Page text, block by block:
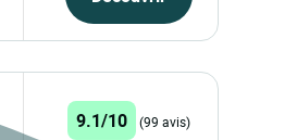
9.1/10 (99 avis)